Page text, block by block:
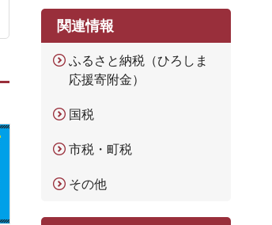
関連情報
ふるさと納税（ひろしま
応援寄附金）
国税
市税・町税
その他